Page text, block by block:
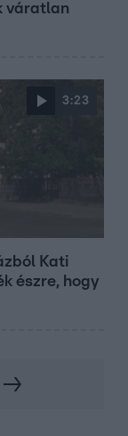
váratlan
3:23
Kati
észre, hogy